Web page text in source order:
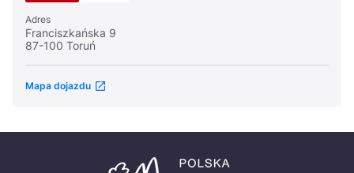
Adres
Franciszkańska 9
87-100 Toruń
Mapa dojazdu